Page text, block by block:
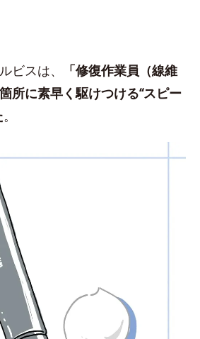
ビスは、
「修復作業員（線維
所に素早く駆けつける“スピー
。